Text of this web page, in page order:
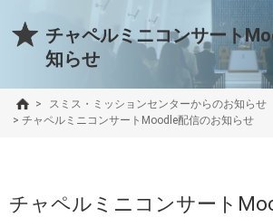
チャペルミニコンサート
知らせ
>
スミス・ミッションセンターからのお知らせ
> チャペルミニコンサートMoodle配信のお知らせ
チャペルミニコンサート